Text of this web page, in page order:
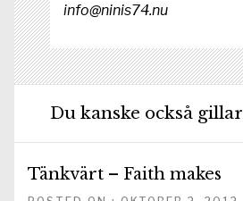
info@ninis74.nu
Du kanske också gillar
Tänkvärt – Faith makes